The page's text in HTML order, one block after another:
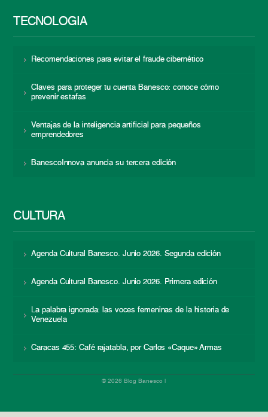
TECNOLOGÍA
Recomendaciones para evitar el fraude cibernético
Claves para proteger tu cuenta Banesco: conoce cómo
prevenir estafas
Ventajas de la inteligencia artificial para pequeños
emprendedores
BanescoInnova anuncia su tercera edición
CULTURA
Agenda Cultural Banesco. Junio 2026. Segunda edición
Agenda Cultural Banesco. Junio 2026. Primera edición
La palabra ignorada: las voces femeninas de la historia de
Venezuela
Caracas 455: Café rajatabla, por Carlos «Caque» Armas
© 2026 Blog Banesco |